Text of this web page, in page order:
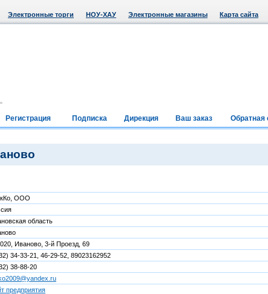
Электронные торги НОУ-ХАУ Электронные магазины Карта сайта
Регистрация Подписка Дирекция Ваш заказ Обратная
ООО
область
Иваново, 3-й Проезд, 69
34-33-21, 46-29-52, 89023162952
38-88-20
предприятия